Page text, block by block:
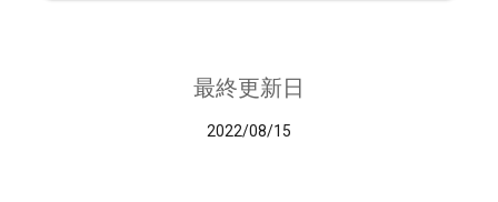
最終更新日
2022/08/15